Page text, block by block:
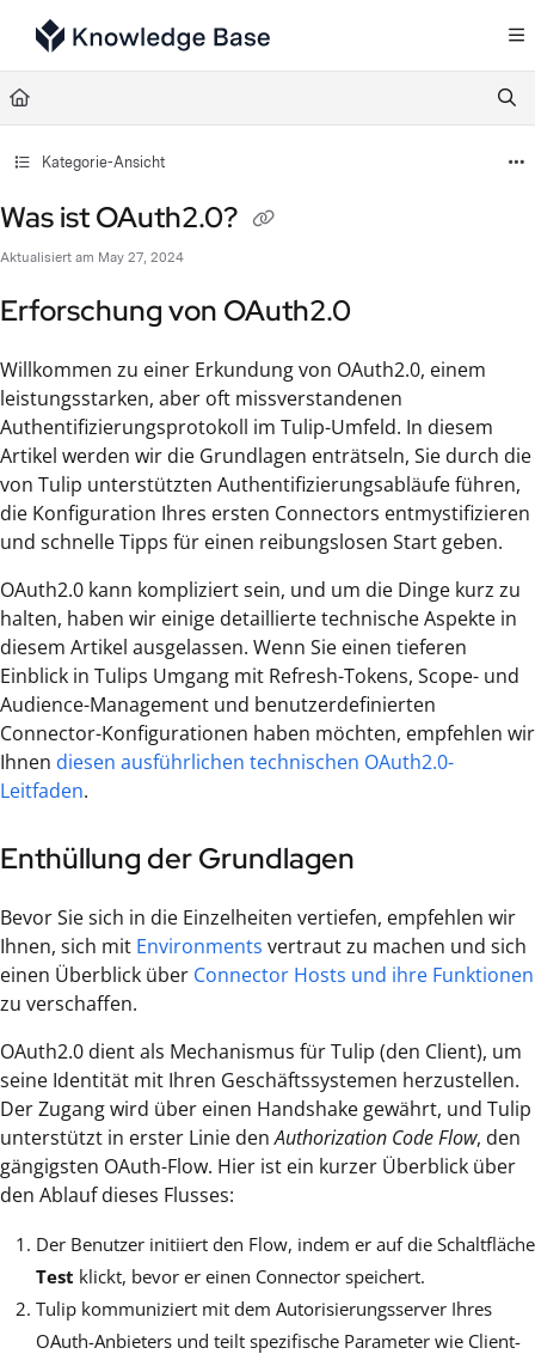
Documentation Index
Fetch the complete documentation index at:
Use this file to discover all available pages before exploring further.
Kategorie-Ansicht
Was ist OAuth2.0?
Aktualisiert am May 27, 2024
Erforschung von OAuth2.0
Willkommen zu einer Erkundung von OAuth2.0, einem
leistungsstarken, aber oft missverstandenen
Authentifizierungsprotokoll im Tulip-Umfeld. In diesem
Artikel werden wir die Grundlagen enträtseln, Sie durch die
von Tulip unterstützten Authentifizierungsabläufe führen,
die Konfiguration Ihres ersten Connectors entmystifizieren
und schnelle Tipps für einen reibungslosen Start geben.
OAuth2.0 kann kompliziert sein, und um die Dinge kurz zu
halten, haben wir einige detaillierte technische Aspekte in
diesem Artikel ausgelassen. Wenn Sie einen tieferen
Einblick in Tulips Umgang mit Refresh-Tokens, Scope- und
Audience-Management und benutzerdefinierten
Connector-Konfigurationen haben möchten, empfehlen wir
Ihnen diesen ausführlichen technischen OAuth2.0-
Leitfaden.
Enthüllung der Grundlagen
Bevor Sie sich in die Einzelheiten vertiefen, empfehlen wir
Ihnen, sich mit Environments vertraut zu machen und sich
einen Überblick über Connector Hosts und ihre Funktionen
zu verschaffen.
OAuth2.0 dient als Mechanismus für Tulip (den Client), um
seine Identität mit Ihren Geschäftssystemen herzustellen.
Der Zugang wird über einen Handshake gewährt, und Tulip
unterstützt in erster Linie denAuthorization Code Flow, den
gängigsten OAuth-Flow. Hier ist ein kurzer Überblick über
den Ablauf dieses Flusses:
Der Benutzer initiiert den Flow, indem er auf die Schaltfläche
Test klickt, bevor er einen Connector speichert.
Tulip kommuniziert mit dem Autorisierungsserver Ihres
OAuth-Anbieters und teilt spezifische Parameter wie Client-